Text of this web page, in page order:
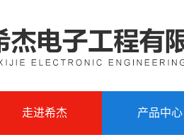
走进希杰 产品中心